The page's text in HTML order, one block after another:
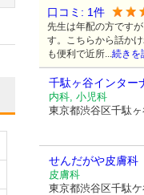
口コミ: 1件
先生は年配の方です
す。こちらから話か
も便利で近所...続きを
千駄ヶ谷インター
内科, 小児科
東京都渋谷区千駄
せんだがや皮膚科
皮膚科
東京都渋谷区千駄